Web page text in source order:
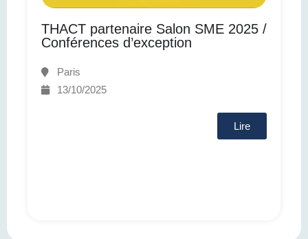
THACT partenaire Salon SME 2025 /
Conférences d’exception
Paris
13/10/2025
Lire